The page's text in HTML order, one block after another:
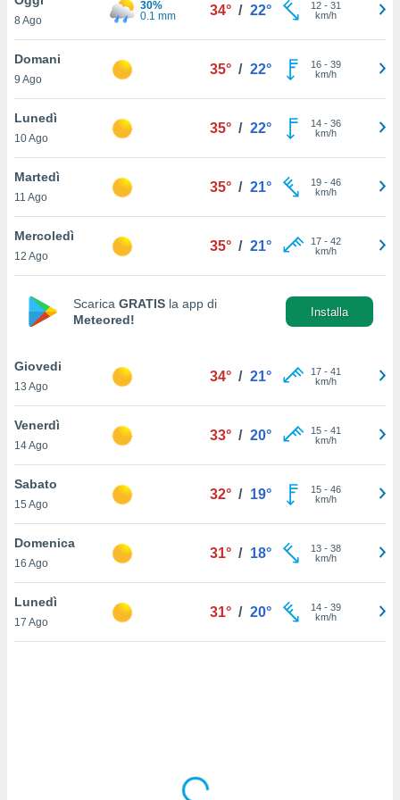
è
al sito
di
ci
di
il
un
la
nella
cookie
il tuo
in
a piè
del
8 Ago
30%
0.1 mm
34° / 22° 12- 31
km/h
Domani
9 Ago
35° / 22° 16- 39
km/h
Lunedì
10 Ago
35° / 22° 14- 36
km/h
Martedì
11 Ago
35° / 21° 19- 46
km/h
Mercoledì
12 Ago
35° / 21° 17- 42
km/h
Scarica GRATIS la app di
Meteored!
Installa
Giovedi
13 Ago
34° / 21° 17- 41
km/h
Venerdì
14 Ago
33° / 20° 15- 41
km/h
Sabato
15 Ago
32° / 19° 15- 46
km/h
Domenica
16 Ago
31° / 18° 13- 38
km/h
Lunedì
17 Ago
31° / 20° 14- 39
km/h